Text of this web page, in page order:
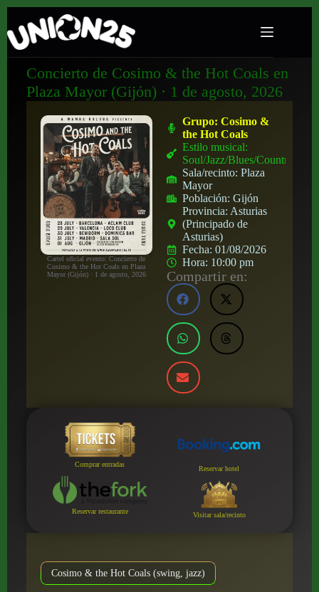
Concierto de Cosimo & the Hot Coals en
Plaza Mayor (Gijón) · 1 de agosto, 2026
Cartel oficial evento: Concierto de
Cosimo & the Hot Coals en Plaza
Mayor (Gijón) · 1 de agosto, 2026
Grupo:Cosimo &
the Hot Coals
Estilo musical:
Soul/Jazz/Blues/Country
Sala/recinto:Plaza
Mayor
Población:Gijón
Provincia: Asturias
(Principado de
Asturias)
Fecha:01/08/2026
Hora: 10:00 pm
Compartir en:
Comprar entradas
Reservar hotel
Reservar restaurante Visitar sala/recinto
Cosimo & the Hot Coals (swing, jazz)